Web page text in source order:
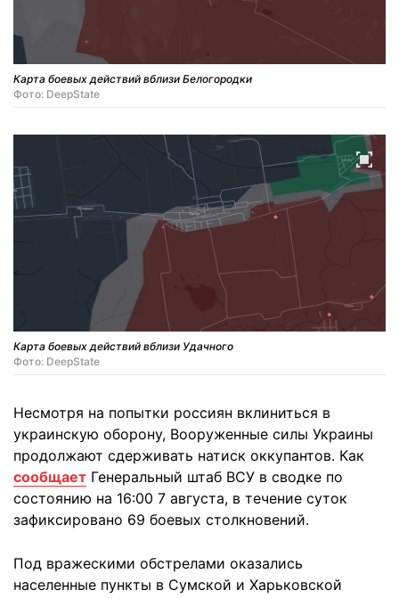
Карта боевых действий вблизи Белогородки
Фото: DeepState
Карта боевых действий вблизи Удачного
Фото: DeepState
Несмотря на попытки россиян вклиниться в
украинскую оборону, Вооруженные силы Украины
продолжают сдерживать натиск оккупантов. Как
сообщает Генеральный штаб ВСУ в сводке по
состоянию на 16:00 7 августа, в течение суток
зафиксировано 69 боевых столкновений.
Под вражескими обстрелами оказались
населенные пункты в Сумской и Харьковской